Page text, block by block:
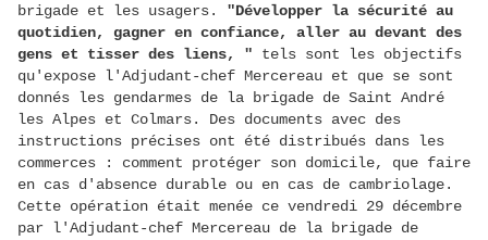
brigade et les usagers. "Développer la sécurité au
quotidien, gagner en confiance, aller au devant des
gens et tisser des liens, " tels sont les objectifs
qu'expose l'Adjudant-chef Mercereau et que se sont
donnés les gendarmes de la brigade de Saint André
les Alpes et Colmars. Des documents avec des
instructions précises ont été distribués dans les
commerces : comment protéger son domicile, que faire
en cas d'absence durable ou en cas de cambriolage.
Cette opération était menée ce vendredi 29 décembre
par l'Adjudant-chef Mercereau de la brigade de